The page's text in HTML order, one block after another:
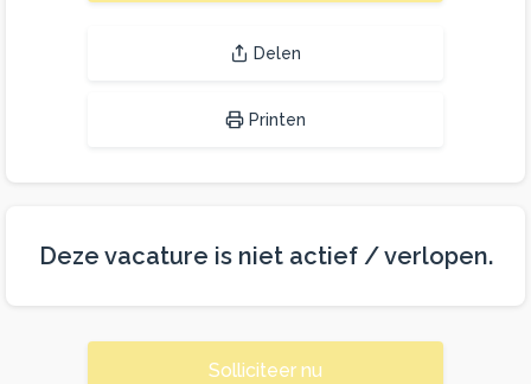
Delen
Printen
Deze vacature is niet actief / verlopen.
Solliciteer nu